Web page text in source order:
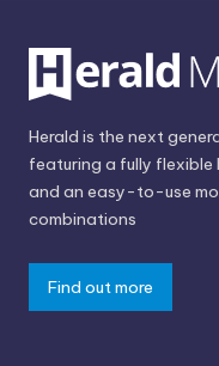
Herald is the next
featuring a fully flexible
and an easy-to-use
combinations
Find out more